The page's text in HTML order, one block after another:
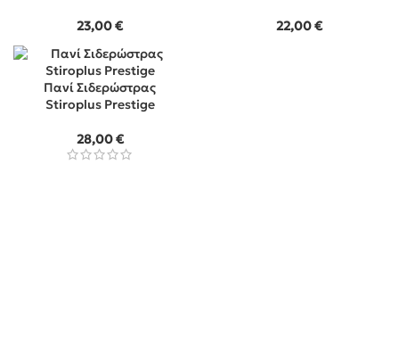
23,00€ 22,00€
Πανί Σιδερώστρας
Stiroplus Prestige
28,00€